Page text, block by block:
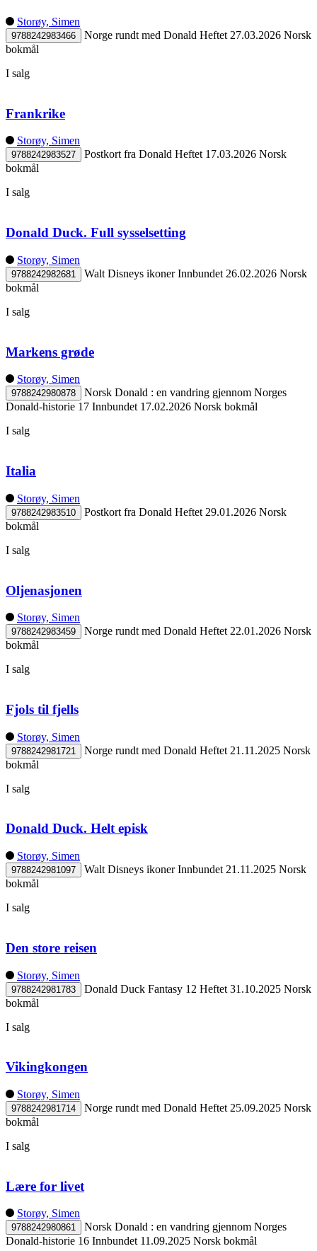
Storøy, Simen
9788242983466 Norge rundt med Donald Heftet 27.03.2026 Norsk
bokmål
I salg
Frankrike
Storøy, Simen
9788242983527 Postkort fra Donald Heftet 17.03.2026 Norsk
bokmål
I salg
Donald Duck. Full sysselsetting
Storøy, Simen
9788242982681 Walt Disneys ikoner Innbundet 26.02.2026 Norsk
bokmål
I salg
Markens grøde
Storøy, Simen
9788242980878
Norsk Donald : en vandring gjennom Norges
Donald-historie 17 Innbundet 17.02.2026 Norsk bokmål
I salg
Italia
Storøy, Simen
9788242983510 Postkort fra Donald Heftet 29.01.2026 Norsk
bokmål
I salg
Oljenasjonen
Storøy, Simen
9788242983459 Norge rundt med Donald Heftet 22.01.2026 Norsk
bokmål
I salg
Fjols til fjells
Storøy, Simen
9788242981721 Norge rundt med Donald Heftet 21.11.2025 Norsk
bokmål
I salg
Donald Duck. Helt episk
Storøy, Simen
9788242981097 Walt Disneys ikoner Innbundet 21.11.2025 Norsk
bokmål
I salg
Den store reisen
Storøy, Simen
9788242981783 Donald Duck Fantasy 12 Heftet 31.10.2025 Norsk
bokmål
I salg
Vikingkongen
Storøy, Simen
9788242981714 Norge rundt med Donald Heftet 25.09.2025 Norsk
bokmål
I salg
Lære for livet
Storøy, Simen
9788242980861
Norsk Donald : en vandring gjennom Norges
Donald-historie 16 Innbundet 11.09.2025 Norsk bokmål